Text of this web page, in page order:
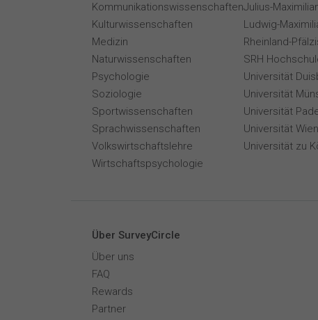
Kommunikationswissenschaften
Kulturwissenschaften
Medizin
Naturwissenschaften
Psychologie
Soziologie
Sportwissenschaften
Sprachwissenschaften
Volkswirtschaftslehre
Wirtschaftspsychologie
Julius-
Ludwig-
Rheinland-
SRH
Universität
Universität
Universität
Universität Wien
Universität zu
Über SurveyCircle
Über uns
FAQ
Rewards
Partner